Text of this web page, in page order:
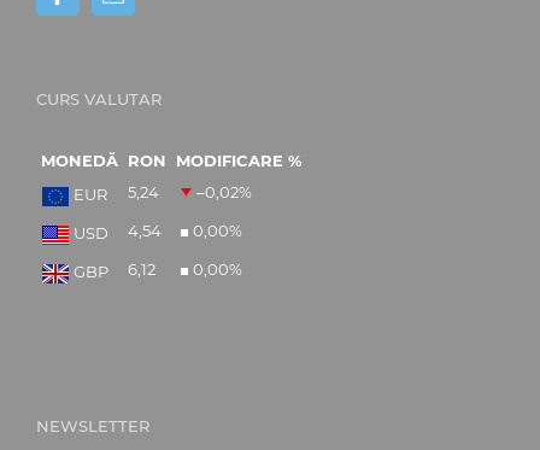
CURS VALUTAR
MONEDĂ RON
MODIFICARE %
EUR
5,24 –0,02%
USD 4,54 0,00%
GBP 6,12 0,00%
NEWSLETTER